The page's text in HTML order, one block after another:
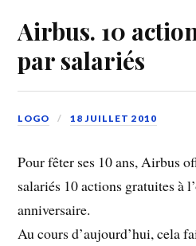
Airbus. 10
par salariés
LOGO 18 JUILLET 2010
Pour fêter ses 10 ans, Airbus
salariés 10 actions gratuites à
anniversaire.
Au cours d’aujourd’hui, cela